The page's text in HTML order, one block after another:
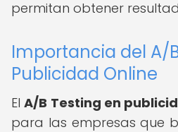
permitan obtener
Importancia del A/
Publicidad Online
ElA/B Testing en
para las empresas que